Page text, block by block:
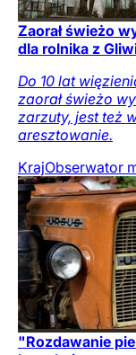
Zaorał świeżo
dla rolnika z
Do 10 lat
zaorał świeżo
zarzuty, jest też
aresztowanie.
KrajObserwator
"Rozdawanie